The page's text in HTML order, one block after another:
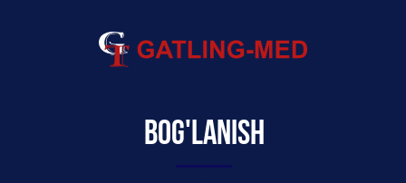
Bog'lanish